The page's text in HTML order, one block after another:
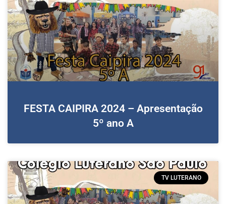
FESTA CAIPIRA 2024 – Apresentação
5º ano A
TV LUTERANO